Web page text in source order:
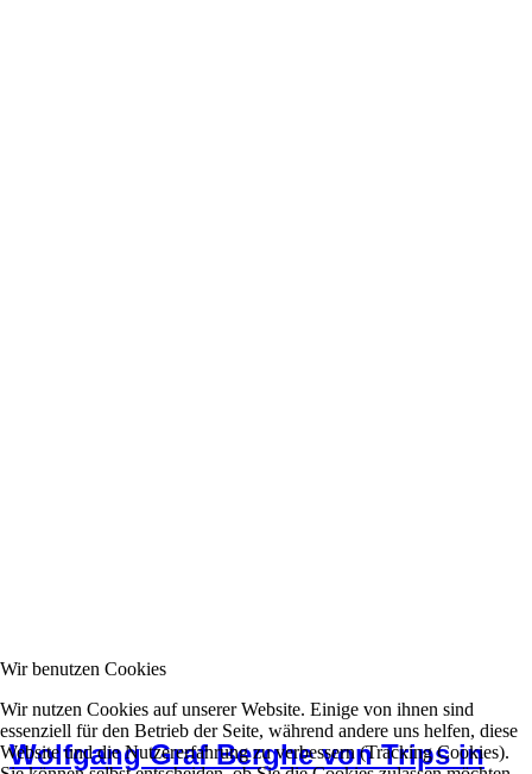
Wolfgang Graf Berghe von Trips in
Wir benutzen Cookies
Wir nutzen Cookies auf unserer Website. Einige von ihnen sind
essenziell für den Betrieb der Seite, während andere uns helfen, diese
Website und die Nutzererfahrung zu verbessern (Tracking Cookies).